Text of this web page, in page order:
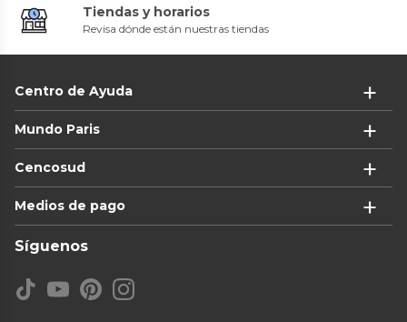
Tiendas y horarios
Revisa dónde están nuestras tiendas
Centro de Ayuda
Mundo Paris
Cencosud
Medios de pago
Síguenos